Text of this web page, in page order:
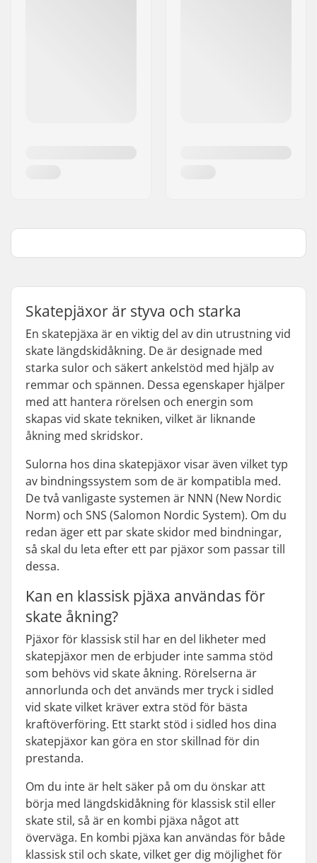
Skatepjäxor är styva och starka
En skatepjäxa är en viktig del av din utrustning vid
skate längdskidåkning. De är designade med
starka sulor och säkert ankelstöd med hjälp av
remmar och spännen. Dessa egenskaper hjälper
med att hantera rörelsen och energin som
skapas vid skate tekniken, vilket är liknande
åkning med skridskor.
Sulorna hos dina skatepjäxor visar även vilket typ
av bindningssystem som de är kompatibla med.
De två vanligaste systemen är NNN (New Nordic
Norm) och SNS (Salomon Nordic System). Om du
redan äger ett par skate skidor med bindningar,
så skal du leta efter ett par pjäxor som passar till
dessa.
Kan en klassisk pjäxa användas för
skate åkning?
Pjäxor för klassisk stil har en del likheter med
skatepjäxor men de erbjuder inte samma stöd
som behövs vid skate åkning. Rörelserna är
annorlunda och det används mer tryck i sidled
vid skate vilket kräver extra stöd för bästa
kraftöverföring. Ett starkt stöd i sidled hos dina
skatepjäxor kan göra en stor skillnad för din
prestanda.
Om du inte är helt säker på om du önskar att
börja med längdskidåkning för klassisk stil eller
skate stil, så är en kombi pjäxa något att
överväga. En kombi pjäxa kan användas för både
klassisk stil och skate, vilket ger dig möjlighet för